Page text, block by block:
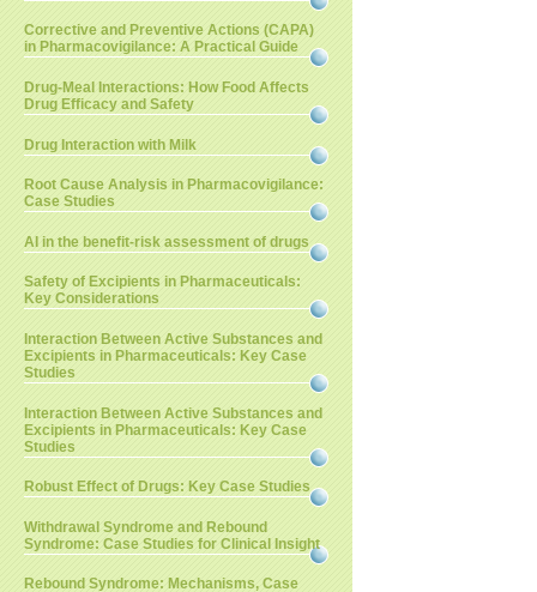
Corrective and Preventive Actions (CAPA)
in Pharmacovigilance: A Practical Guide
Drug-Meal Interactions: How Food Affects
Drug Efficacy and Safety
Drug Interaction with Milk
Root Cause Analysis in Pharmacovigilance:
Case Studies
AI in the benefit-risk assessment of drugs
Safety of Excipients in Pharmaceuticals:
Key Considerations
Interaction Between Active Substances and
Excipients in Pharmaceuticals: Key Case
Studies
Interaction Between Active Substances and
Excipients in Pharmaceuticals: Key Case
Studies
Robust Effect of Drugs: Key Case Studies
Withdrawal Syndrome and Rebound
Syndrome: Case Studies for Clinical Insight
Rebound Syndrome: Mechanisms, Case